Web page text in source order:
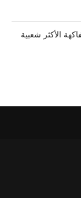
الأكثر شعبية